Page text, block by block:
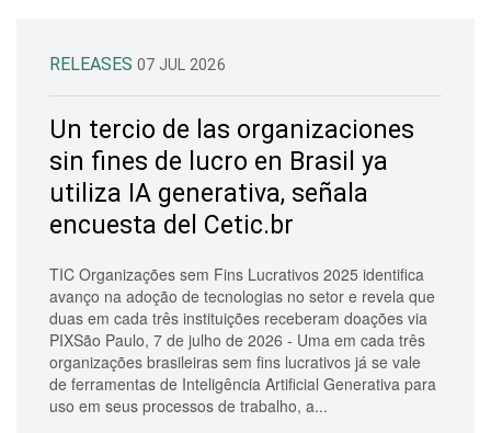
RELEASES 07 JUL 2026
Un tercio de las organizaciones
sin fines de lucro en Brasil ya
utiliza IA generativa, señala
encuesta del Cetic.br
TIC Organizações sem Fins Lucrativos 2025 identifica
avanço na adoção de tecnologias no setor e revela que
duas em cada três instituições receberam doações via
PIXSão Paulo, 7 de julho de 2026 - Uma em cada três
organizações brasileiras sem fins lucrativos já se vale
de ferramentas de Inteligência Artificial Generativa para
uso em seus processos de trabalho, a...